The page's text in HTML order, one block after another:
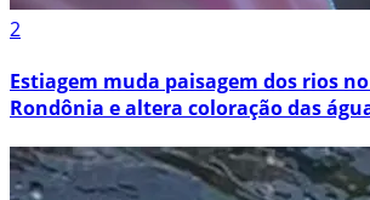
2
Estiagem muda paisagem dos rios
Rondônia e altera coloração das